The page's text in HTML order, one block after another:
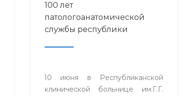
100 лет
патологоанатомической
службы республики
10 июня в Республиканской
клинической больнице им.Г.Г.